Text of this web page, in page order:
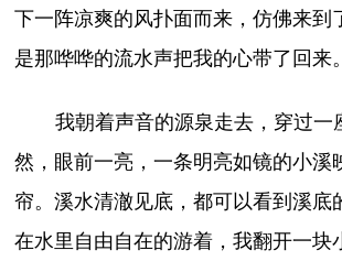
下一阵凉爽的风扑面而来，仿佛来到
是那哗哗的流水声把我的心带了回来。
我朝着声音的源泉走去，穿过一
然，眼前一亮，一条明亮如镜的小溪
帘。溪水清澈见底，都可以看到溪底
在水里自由自在的游着，我翻开一块